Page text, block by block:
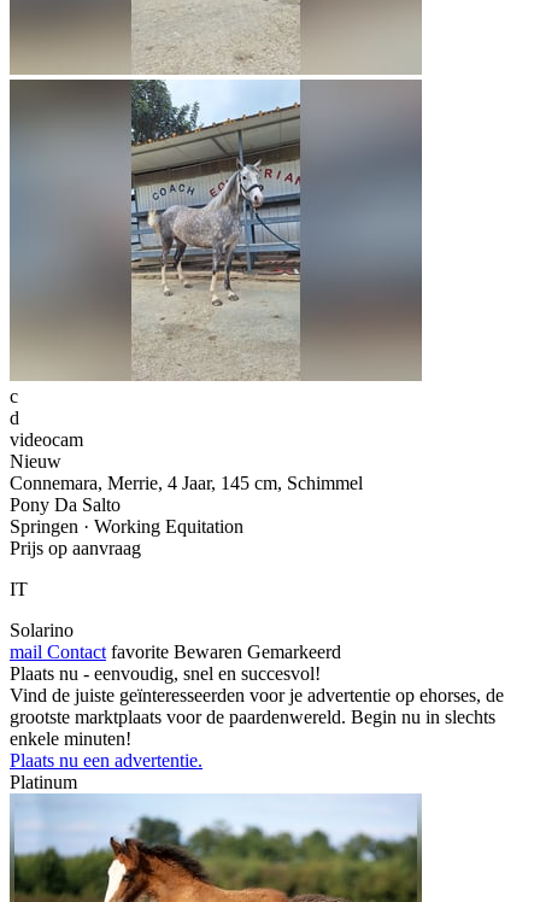
c
d
videocam
Nieuw
Connemara, Merrie, 4 Jaar, 145 cm, Schimmel
Pony Da Salto
Springen · Working Equitation
Prijs op aanvraag
IT
Solarino
mail Contact favorite Bewaren Gemarkeerd
Plaats nu - eenvoudig, snel en succesvol!
Vind de juiste geïnteresseerden voor je advertentie op ehorses, de
grootste marktplaats voor de paardenwereld. Begin nu in slechts
enkele minuten!
Plaats nu een advertentie.
Platinum